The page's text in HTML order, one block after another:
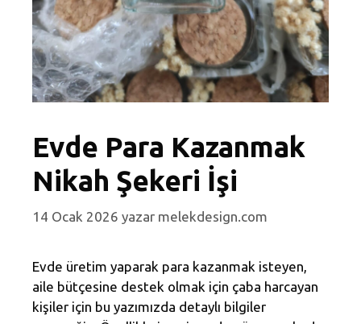
Evde Para Kazanmak
Nikah Şekeri İşi
14 Ocak 2026 yazar melekdesign.com
Evde üretim yaparak para kazanmak isteyen,
aile bütçesine destek olmak için çaba harcayan
kişiler için bu yazımızda detaylı bilgiler